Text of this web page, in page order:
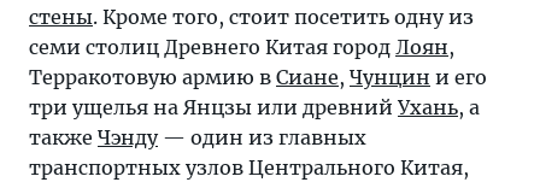
стены. Кроме того, стоит посетить одну из
семи столиц Древнего Китая город Лоян,
Терракотовую армию в Сиане, Чунцин и его
три ущелья на Янцзы или древний Ухань, а
также Чэнду— один из главных
транспортных узлов Центрального Китая,